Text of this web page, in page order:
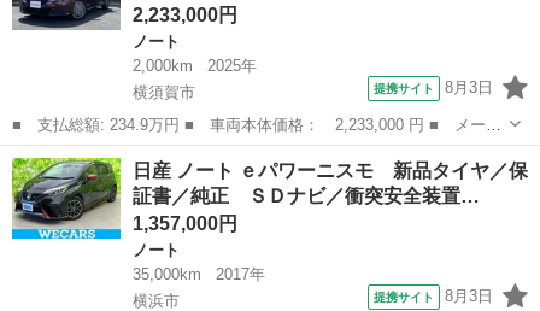
2,233,000円
ノート
2,000km
2025年
横須賀市
提携サイト 8月3日
■ 支払総額: 234.9万円 ■ 車両本体価格： 2,233,000 円 ■ メーカ
ー名： 日産 ■ 車種名： ノート ■ グレード名： １．２ Ｘ
元展示・試乗車 メーカーオプションナビ 全周カメラ エマージェ
ンシーＢ...
神奈川 横須賀市 ノート
日産 ノート ｅパワーニスモ 新品タイヤ／保
証書／純正 ＳＤナビ／衝突安全装置…
1,357,000円
ノート
35,000km
2017年
横浜市
提携サイト 8月3日